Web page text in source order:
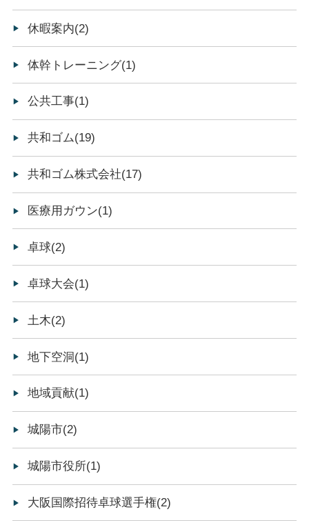
休暇案内(2)
体幹トレーニング(1)
公共工事(1)
共和ゴム(19)
共和ゴム株式会社(17)
医療用ガウン(1)
卓球(2)
卓球大会(1)
土木(2)
地下空洞(1)
地域貢献(1)
城陽市(2)
城陽市役所(1)
大阪国際招待卓球選手権(2)